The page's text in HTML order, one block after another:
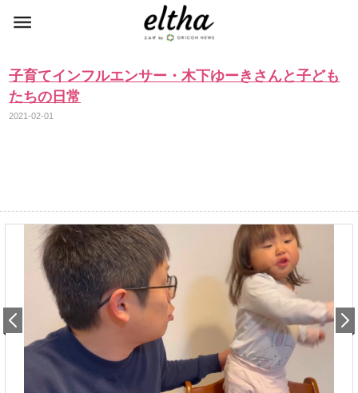
子育てインフルエンサー・木下ゆーきさんと子ども
たちの日常
2021-02-01